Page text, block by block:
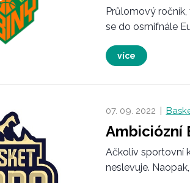
Průlomový
se do osmifnále
více
07. 09. 2022 |
Ambiciózní
Ačkoliv sportovní
neslevuje.